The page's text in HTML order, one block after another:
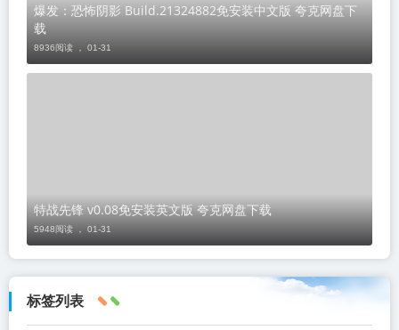
爆发：恐怖阴影 Build.21324882免安装中文版 夸克网盘下
载
8936阅读 ， 01-31
特战先锋 v0.08免安装英文版 夸克网盘下载
5948阅读 ， 01-31
标签列表